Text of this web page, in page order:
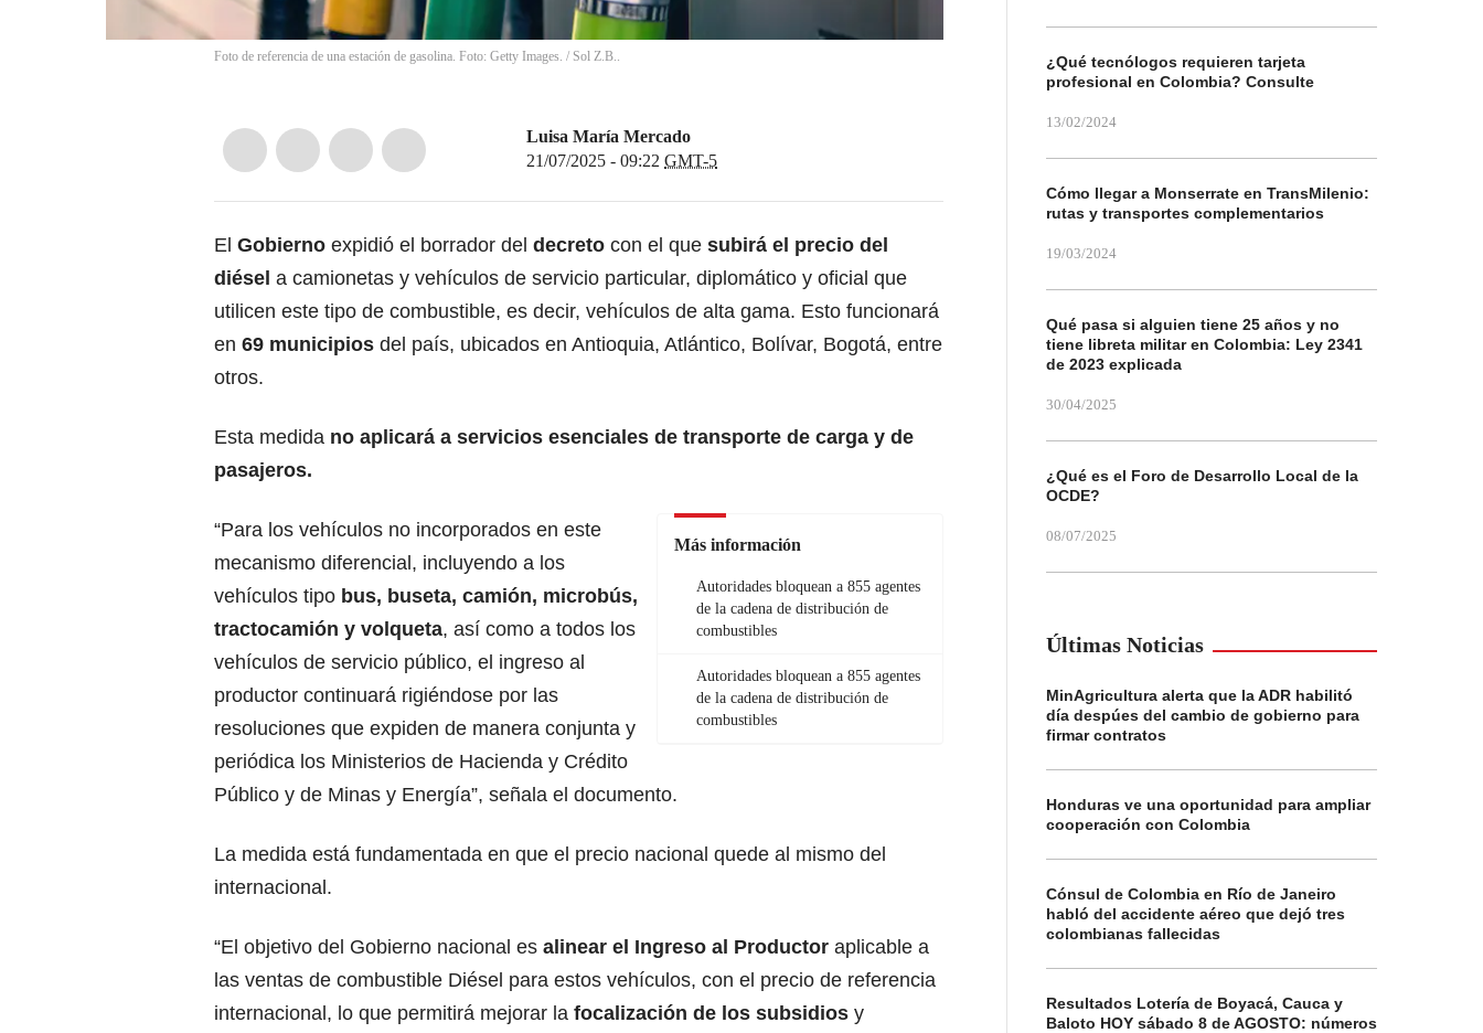
Foto de referencia de una estación de gasolina. Foto: Getty Images. / Sol Z.B..
Luisa María Mercado
21/07/2025 - 09:22 GMT-5
El Gobierno expidió el borrador del decreto con el que subirá el precio del
diésel a camionetas y vehículos de servicio particular, diplomático y oficial que
utilicen este tipo de combustible, es decir, vehículos de alta gama. Esto funcionará
en 69 municipios del país, ubicados en Antioquia, Atlántico, Bolívar, Bogotá, entre
otros.
Esta medida no aplicará a servicios esenciales de transporte de carga y de
pasajeros.
Más información
Autoridades bloquean a 855 agentes
de la cadena de distribución de
combustibles
Autoridades bloquean a 855 agentes
de la cadena de distribución de
combustibles
“Para los vehículos no incorporados en este
mecanismo diferencial, incluyendo a los
vehículos tipo bus, buseta, camión, microbús,
tractocamión y volqueta, así como a todos los
vehículos de servicio público, el ingreso al
productor continuará rigiéndose por las
resoluciones que expiden de manera conjunta y
periódica los Ministerios de Hacienda y Crédito
Público y de Minas y Energía”, señala el documento.
La medida está fundamentada en que el precio nacional quede al mismo del
internacional.
“El objetivo del Gobierno nacional es alinear el Ingreso al Productor aplicable a
las ventas de combustible Diésel para estos vehículos, con el precio de referencia
internacional, lo que permitirá mejorar la focalización de los subsidios y
¿Qué tecnólogos requieren tarjeta
profesional en Colombia? Consulte
13/02/2024
Cómo llegar a Monserrate en TransMilenio:
rutas y transportes complementarios
19/03/2024
Qué pasa si alguien tiene 25 años y no
tiene libreta militar en Colombia: Ley 2341
de 2023 explicada
30/04/2025
¿Qué es el Foro de Desarrollo Local de la
OCDE?
08/07/2025
Últimas Noticias
MinAgricultura alerta que la ADR habilitó
día despúes del cambio de gobierno para
firmar contratos
Honduras ve una oportunidad para ampliar
cooperación con Colombia
Cónsul de Colombia en Río de Janeiro
habló del accidente aéreo que dejó tres
colombianas fallecidas
Resultados Lotería de Boyacá, Cauca y
Baloto HOY sábado 8 de AGOSTO: números